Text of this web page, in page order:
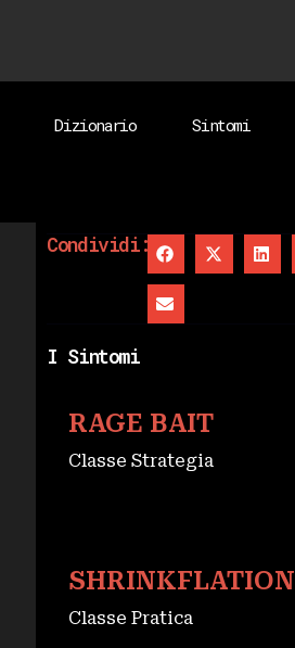
Dizionario Sintomi
Condividi:
I Sintomi
RAGE BAIT
Classe Strategia
SHRINKFLATION
Classe Pratica